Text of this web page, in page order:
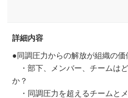
詳細内容
●同調圧力からの解放が組織の
・部下、メンバー、チームは
か？
・同調圧力を超えるチームと